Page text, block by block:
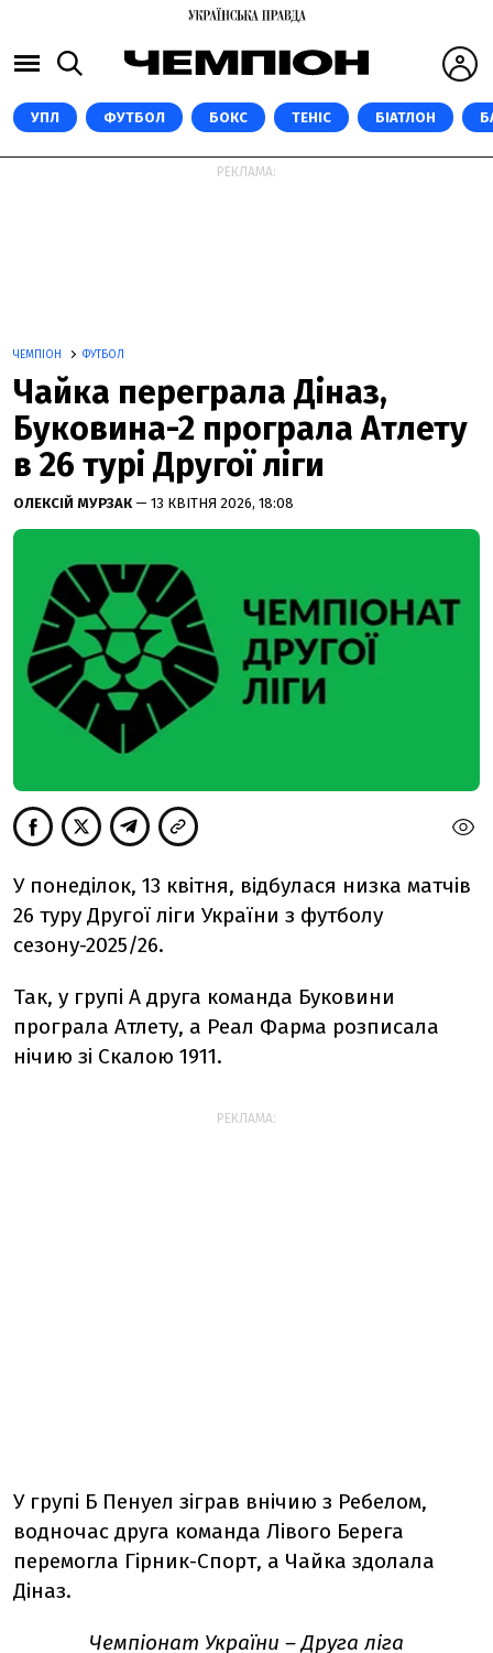
УПЛ ФУТБОЛ БОКС ТЕНІС БІАТЛОН
РЕКЛАМА:
ЧЕМПІОН ФУТБОЛ
Чайка переграла Діназ,
Буковина-2 програла Атлету
в 26 турі Другої ліги
ОЛЕКСІЙ МУРЗАК — 13 КВІТНЯ 2026, 18:08
У понеділок, 13 квітня, відбулася низка матчів
26 туру Другої ліги України з футболу
сезону-2025/26.
Так, у групі А друга команда Буковини
програла Атлету, а Реал Фарма розписала
нічию зі Скалою 1911.
РЕКЛАМА:
У групі Б Пенуел зіграв внічию з Ребелом,
водночас друга команда Лівого Берега
перемогла Гірник-Спорт, а Чайка здолала
Діназ.
Чемпіонат України – Друга ліга